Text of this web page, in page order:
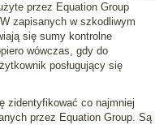
przez Equation Group
zapisanych w szkodliwym
się sumy kontrolne
wówczas, gdy do
posługujący się
zidentyfikować co najmniej
przez Equation Group. Są